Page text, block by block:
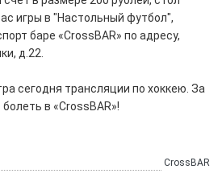
игры в "Настольный футбол",
баре «CrossBAR» по адресу,
д.22.
сегодня трансляции по хоккею. За
в «CrossBAR»!
CrossBAR